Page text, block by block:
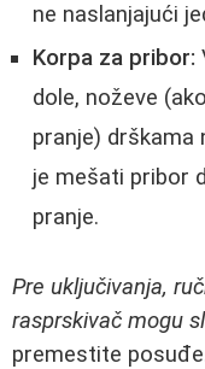
ne naslanjajući
Korpa za pribor:
dole, noževe
pranje) drškama
je mešati pribor
pranje.
Pre uključivanja,
rasprskivač mogu
premestite